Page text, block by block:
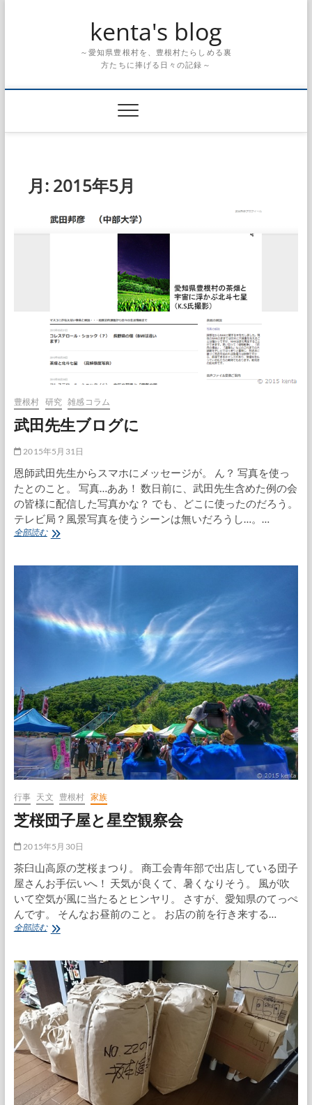
kenta's blog
～愛知県豊根村を、豊根村たらしめる裏
方たちに捧げる日々の記録～
月: 2015年5月
豊根村 研究 雑感コラム
武田先生ブログに
2015年5月31日
恩師武田先生からスマホにメッセージが。 ん？ 写真を使っ
たとのこと。 写真…ああ！ 数日前に、武田先生含めた例の会
の皆様に配信した写真かな？ でも、どこに使ったのだろう。
テレビ局？風景写真を使うシーンは無いだろうし…。…
全部読む武
グ
に
行事 天文 豊根村 家族
芝桜団子屋と星空観察会
2015年5月30日
茶臼山高原の芝桜まつり。 商工会青年部で出店している団子
屋さんお手伝いへ！ 天気が良くて、暑くなりそう。 風が吹
いて空気が風に当たるとヒンヤリ。 さすが、愛知県のてっぺ
んです。 そんなお昼前のこと。 お店の前を行き来する…
全部読む芝
星
空
観
察
会